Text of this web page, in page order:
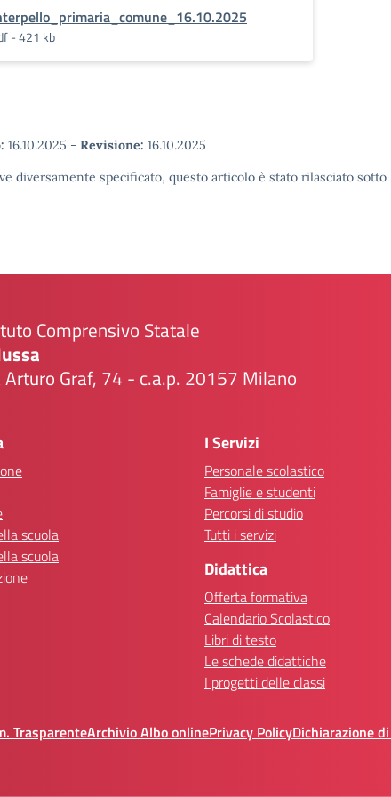
- 421 kb
16.10.2025 - Revisione: 16.10.2025
diversamente specificato, questo articolo è stato rilasciato
Comprensivo Statale
Arturo Graf, 74 - c.a.p. 20157 Milano
scuola
scuola
I Servizi
Personale scolastico
Famiglie e studenti
Percorsi di studio
Tutti i servizi
Didattica
Offerta formativa
Calendario Scolastico
Libri di testo
Le schede didattiche
I progetti delle classi
TrasparenteArchivio Albo onlinePrivacy PolicyDichiarazione